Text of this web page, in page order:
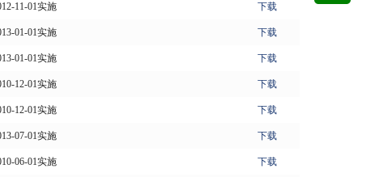
11-01实施 下载
01-01实施 下载
01-01实施 下载
12-01实施 下载
12-01实施 下载
07-01实施 下载
06-01实施 下载